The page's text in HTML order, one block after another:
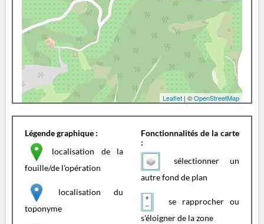
Leaflet | ©OpenStreetMap
Légende graphique :
localisation de la
fouille/de l'opération
localisation du
toponyme
Fonctionnalités de la carte
:
sélectionner un
autre fond de plan
se rapprocher ou
s'éloigner de la zone